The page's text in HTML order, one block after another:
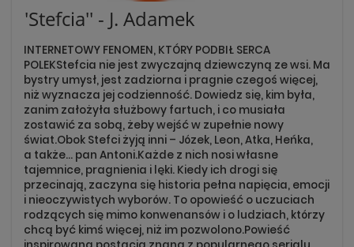
'Stefcia'' - J. Adamek
INTERNETOWY FENOMEN, KTÓRY PODBIŁ SERCA
POLEKStefcia nie jest zwyczajną dziewczyną ze wsi. Ma
bystry umysł, jest zadziorna i pragnie czegoś więcej,
niż wyznacza jej codzienność. Dowiedz się, kim była,
zanim założyła służbowy fartuch, i co musiała
zostawić za sobą, żeby wejść w zupełnie nowy
świat.Obok Stefci żyją inni – Józek, Leon, Atka, Heńka,
a także… pan Antoni.Każde z nich nosi własne
tajemnice, pragnienia i lęki. Kiedy ich drogi się
przecinają, zaczyna się historia pełna napięcia, emocji
i nieoczywistych wyborów. To opowieść o uczuciach
rodzących się mimo konwenansów i o ludziach, którzy
chcą być kimś więcej, niż im pozwolono.Powieść